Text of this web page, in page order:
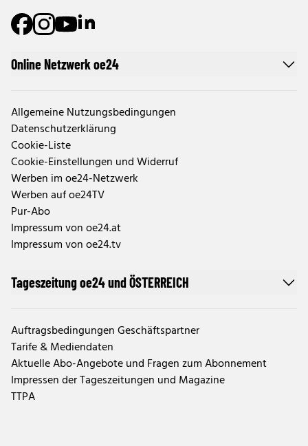
Online Netzwerk oe24
Allgemeine Nutzungsbedingungen
Datenschutzerklärung
Cookie-Liste
Cookie-Einstellungen und Widerruf
Werben im oe24-Netzwerk
Werben auf oe24TV
Pur-Abo
Impressum von oe24.at
Impressum von oe24.tv
Tageszeitung oe24 und ÖSTERREICH
Auftragsbedingungen Geschäftspartner
Tarife & Mediendaten
Aktuelle Abo-Angebote und Fragen zum Abonnement
Impressen der Tageszeitungen und Magazine
TTPA